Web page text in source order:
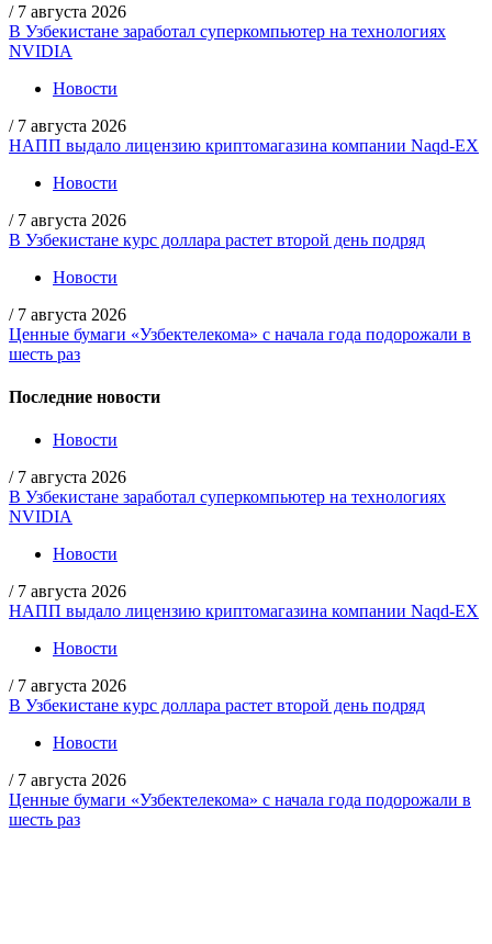
/ 7 августа 2026
В Узбекистане заработал суперкомпьютер на технологиях
NVIDIA
Новости
/ 7 августа 2026
НАПП выдало лицензию криптомагазина компании Naqd-EX
Новости
/ 7 августа 2026
В Узбекистане курс доллара растет второй день подряд
Новости
/ 7 августа 2026
Ценные бумаги «Узбектелекома» с начала года подорожали в
шесть раз
Последние новости
Новости
/ 7 августа 2026
В Узбекистане заработал суперкомпьютер на технологиях
NVIDIA
Новости
/ 7 августа 2026
НАПП выдало лицензию криптомагазина компании Naqd-EX
Новости
/ 7 августа 2026
В Узбекистане курс доллара растет второй день подряд
Новости
/ 7 августа 2026
Ценные бумаги «Узбектелекома» с начала года подорожали в
шесть раз